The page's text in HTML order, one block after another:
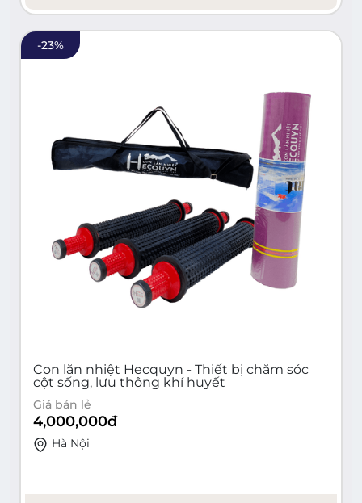
-23%
Con lăn nhiệt Hecquyn - Thiết bị chăm sóc
cột sống, lưu thông khí huyết
Giá bán lẻ
4,000,000đ
Hà Nội